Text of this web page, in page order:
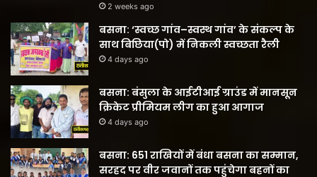
2 weeks ago
बसना: ‘स्वच्छ गांव–स्वस्थ गांव’ के संकल्प के
साथ बिछिया(पो) में निकली स्वच्छता रैली
4 days ago
बसना: बंसुला के आईटीआई ग्राउंड में मानसून
क्रिकेट प्रीमियम लीग का हुआ आगाज
4 days ago
बसना: 651 राखियों में बंधा बसना का सम्मान,
सरहद पर वीर जवानों तक पहुंचेगा बहनों का